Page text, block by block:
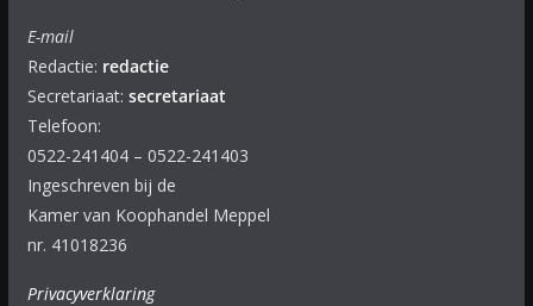
E-mail
Redactie: redactie
Secretariaat: secretariaat
Telefoon:
0522-241404 – 0522-241403
Ingeschreven bij de
Kamer van Koophandel Meppel
nr. 41018236
Privacyverklaring